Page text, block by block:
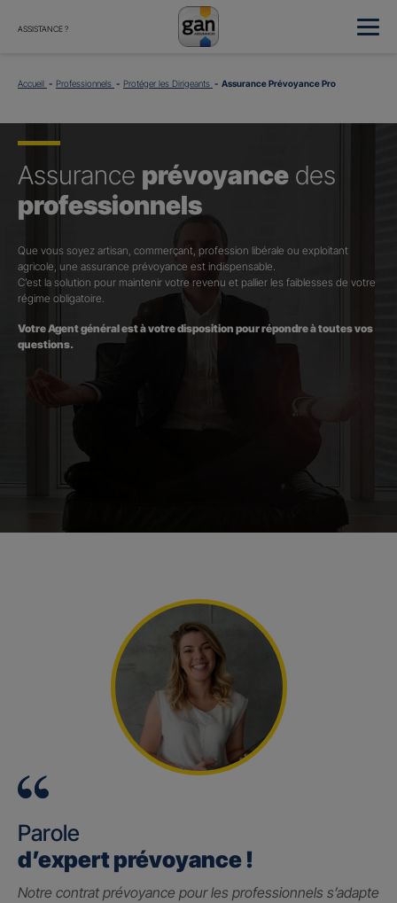
ASSISTANCE ?
Accueil Professionnels Protéger les Dirigeants Assurance Prévoyance Pro
Assurance prévoyance des
professionnels
Que vous soyez artisan, commerçant, profession libérale ou exploitant
agricole, une assurance prévoyance est indispensable.
C’est la solution pour maintenir votre revenu et pallier les faiblesses de votre
régime obligatoire.
Votre Agent général est à votre disposition pour répondre à toutes vos
questions.
Parole
d’expert prévoyance !
Notre contrat prévoyance pour les professionnels s’adapte